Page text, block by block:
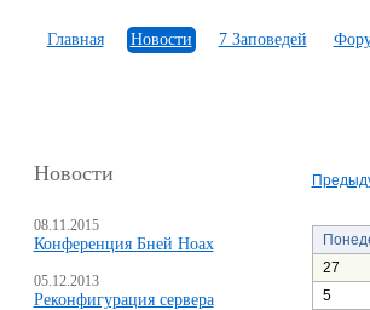
Главная Новости 7 Заповедей
Новости
08.11.2015
Конференция Бней Ноах
05.12.2013
Реконфигурация сервера
27
5